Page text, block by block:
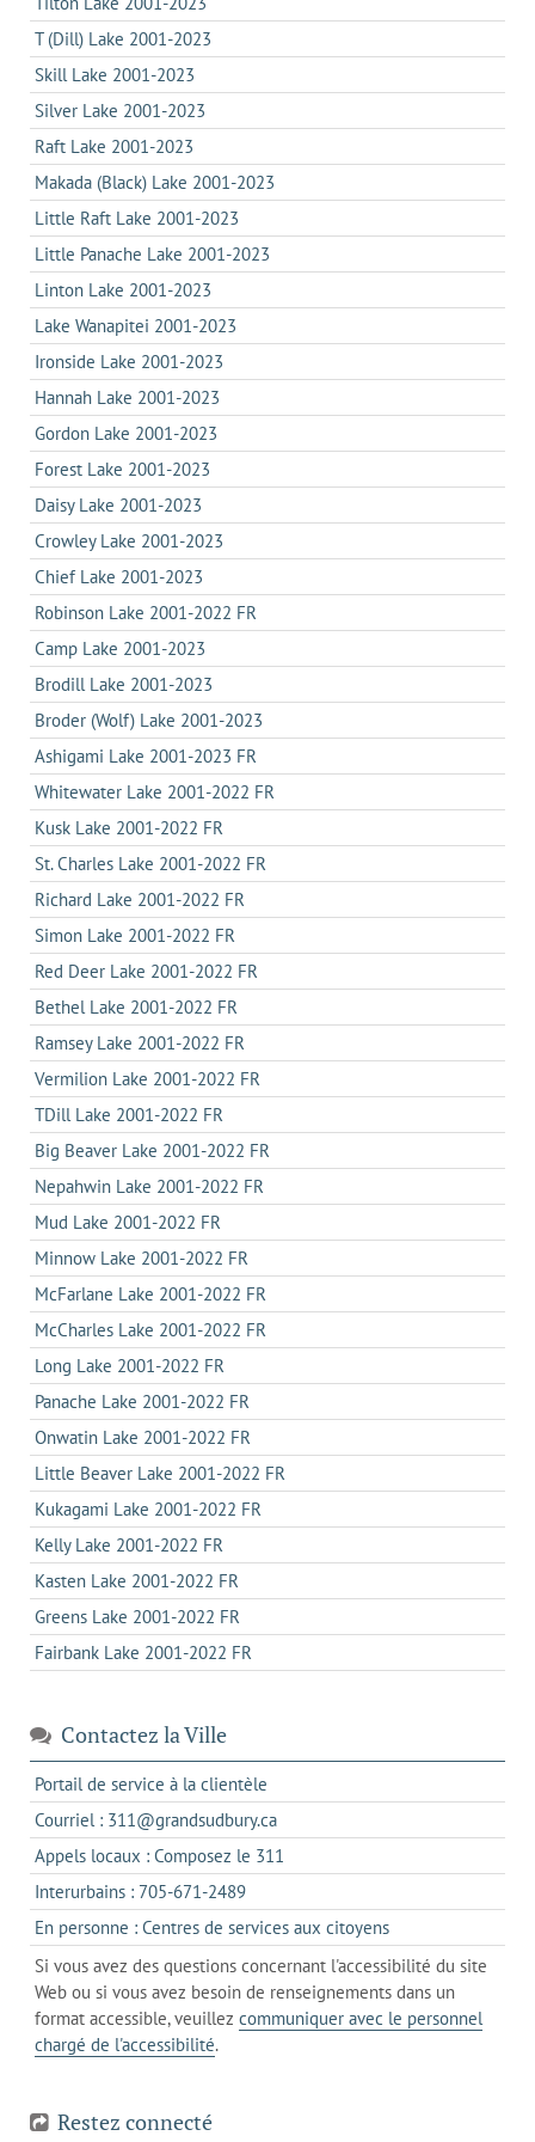
T (Dill) Lake 2001-2023
Skill Lake 2001-2023
Silver Lake 2001-2023
Raft Lake 2001-2023
Makada (Black) Lake 2001-2023
Little Raft Lake 2001-2023
Little Panache Lake 2001-2023
Linton Lake 2001-2023
Lake Wanapitei 2001-2023
Ironside Lake 2001-2023
Hannah Lake 2001-2023
Gordon Lake 2001-2023
Forest Lake 2001-2023
Daisy Lake 2001-2023
Crowley Lake 2001-2023
Chief Lake 2001-2023
Robinson Lake 2001-2022 FR
Camp Lake 2001-2023
Brodill Lake 2001-2023
Broder (Wolf) Lake 2001-2023
Ashigami Lake 2001-2023 FR
Whitewater Lake 2001-2022 FR
Kusk Lake 2001-2022 FR
St. Charles Lake 2001-2022 FR
Richard Lake 2001-2022 FR
Simon Lake 2001-2022 FR
Red Deer Lake 2001-2022 FR
Bethel Lake 2001-2022 FR
Ramsey Lake 2001-2022 FR
Vermilion Lake 2001-2022 FR
TDill Lake 2001-2022 FR
Big Beaver Lake 2001-2022 FR
Nepahwin Lake 2001-2022 FR
Mud Lake 2001-2022 FR
Minnow Lake 2001-2022 FR
McFarlane Lake 2001-2022 FR
McCharles Lake 2001-2022 FR
Long Lake 2001-2022 FR
Panache Lake 2001-2022 FR
Onwatin Lake 2001-2022 FR
Little Beaver Lake 2001-2022 FR
Kukagami Lake 2001-2022 FR
Kelly Lake 2001-2022 FR
Kasten Lake 2001-2022 FR
Greens Lake 2001-2022 FR
Fairbank Lake 2001-2022 FR
Contactez la Ville
Portail de service à la clientèle
dans
un
nouvel
Courriel : 311@grandsudbury.cas'ouvre
dans
votre
de
messagerie
Appels locaux : Composez le 311
dans
un
client
de
votre
téléphone
Interurbains : 705-671-2489s'ouvre
dans
un
client
de
votre
En personne : Centres de services aux citoyenss'ouvre
dans
l'onglet
actuel
Si vous avez des questions concernant l'accessibilité du site
Web ou si vous avez besoin de renseignements dans un
format accessible, veuillez communiquer avec le personnel
chargé de l'accessibilité.
Restez connecté